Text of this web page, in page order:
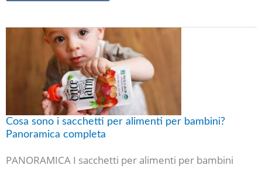
Cosa sono i sacchetti per alimenti per bambini?
Panoramica completa
PANORAMICA I sacchetti per alimenti per bambini
Cosa
sacchetti
alimenti
bambini?
Panoramica
completa